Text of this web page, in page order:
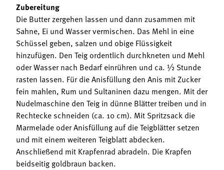
Zubereitung
Die Butter zergehen lassen und dann zusammen mit
Sahne, Ei und Wasser vermischen. Das Mehl in eine
Schüssel geben, salzen und obige Flüssigkeit
hinzufügen. Den Teig ordentlich durchkneten und Mehl
oder Wasser nach Bedarf einrühren und ca. ½ Stunde
rasten lassen. Für die Anisfüllung den Anis mit Zucker
fein mahlen, Rum und Sultaninen dazu mengen. Mit der
Nudelmaschine den Teig in dünne Blätter treiben und in
Rechtecke schneiden (ca. 10 cm). Mit Spritzsack die
Marmelade oder Anisfüllung auf die Teigblätter setzen
und mit einem weiteren Teigblatt abdecken.
Anschließend mit Krapfenrad abradeln. Die Krapfen
beidseitig goldbraun backen.